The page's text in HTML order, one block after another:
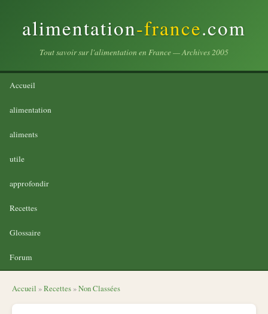
alimentation-france.com
Tout savoir sur l'alimentation en France — Archives 2005
Accueil
alimentation
aliments
utile
approfondir
Recettes
Glossaire
Forum
Accueil »Recettes »Non Classées